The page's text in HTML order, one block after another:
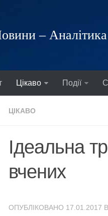
–
Цікаво Події
ЦІКАВО
Ідеальна
вчених
ОПУБЛІКОВАНО 17.01.2017